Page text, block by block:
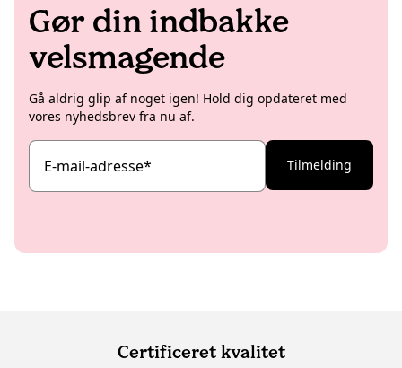
Gør din indbakke
velsmagende
Gå aldrig glip af noget igen! Hold dig opdateret med
vores nyhedsbrev fra nu af.
E-mail-adresse* Tilmelding
Certificeret kvalitet